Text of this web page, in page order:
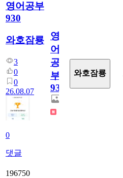
영어공부
930
와호잠룡
3
0
0
26.08.07
0
댓글
영
어
공
부
930
와호잠룡
196750